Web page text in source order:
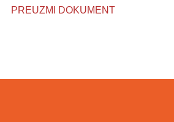
PREUZMI DOKUMENT